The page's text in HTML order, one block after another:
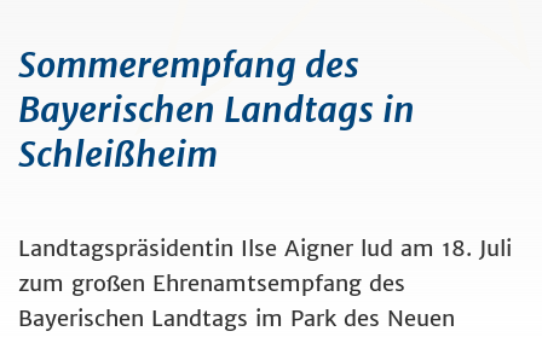
Sommerempfang des
Bayerischen Landtags in
Schleißheim
Landtagspräsidentin Ilse Aigner lud am 18. Juli
zum großen Ehrenamtsempfang des
Bayerischen Landtags im Park des Neuen